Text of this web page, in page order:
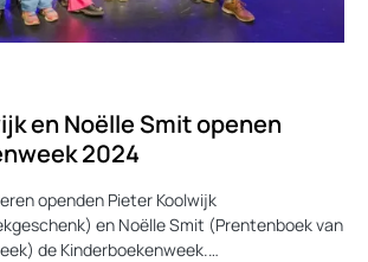
en Noëlle Smit openen
2024
openden Pieter Koolwijk
en Noëlle Smit (Prentenboek van
de Kinderboekenweek.…